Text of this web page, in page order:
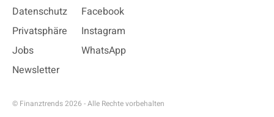
Datenschutz
Privatsphäre
Jobs
Newsletter
Facebook
Instagram
WhatsApp
© Finanztrends 2026 - Alle Rechte vorbehalten